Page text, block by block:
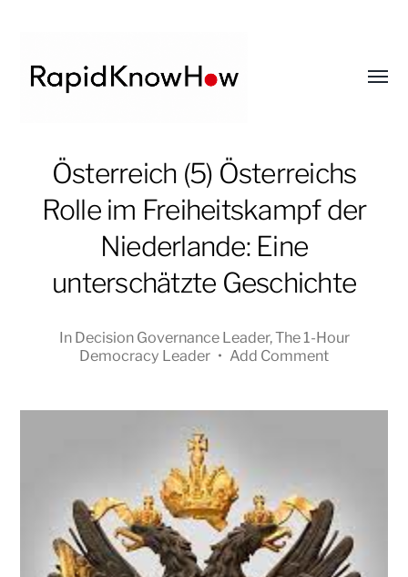
RapidKnowHow
DECISION
MASTER
Österreich (5) Österreichs
Rolle im Freiheitskampf der
Niederlande: Eine
unterschätzte Geschichte
In Decision Governance Leader,The 1-Hour
Democracy Leader • Add Comment